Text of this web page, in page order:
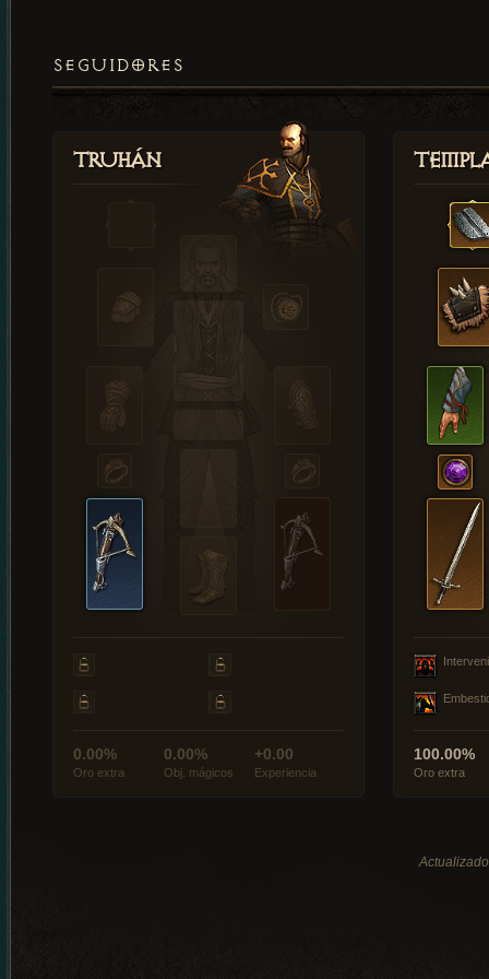
SEGUIDORES
Truhán
0.00%
Oro extra
0.00%
Obj. mágicos
+0.00
Experiencia
100.00%
Oro extra